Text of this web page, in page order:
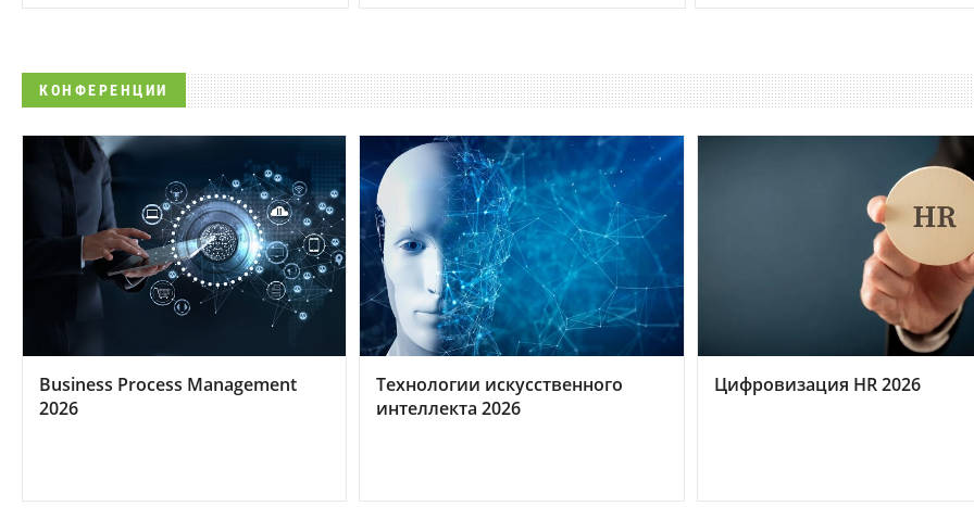
КОНФЕРЕНЦИИ
Business Process Management
2026
Технологии искусственного
интеллекта 2026
Цифровизация HR 2026